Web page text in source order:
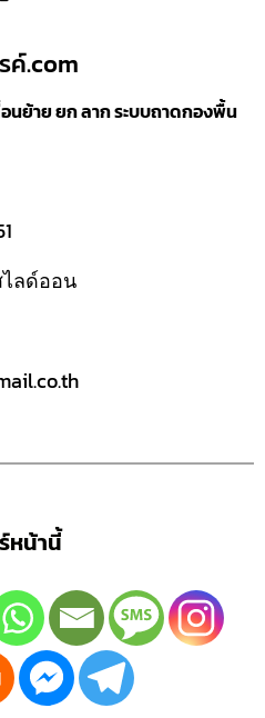
ค์.com
นย้าย ยก ลาก ระบบถาดกองพื้น
ไลด์ออน
หน้านี้